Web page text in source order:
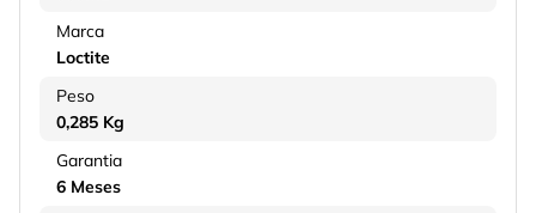
Marca
Loctite
Peso
0,285 Kg
Garantia
6 Meses